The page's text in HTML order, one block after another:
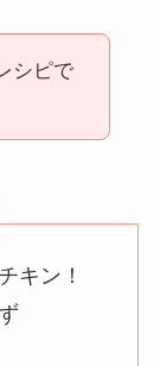
シピで
キン！